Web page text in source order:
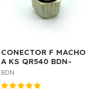
CONECTOR F MACHO
A KS QR540 BDN-
ADAPFH-KSQR
BDN